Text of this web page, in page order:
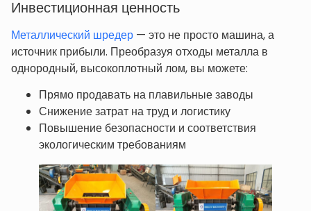
Инвестиционная ценность
Металлический шредер — это не просто машина, а
источник прибыли. Преобразуя отходы металла в
однородный, высокоплотный лом, вы можете:
Прямо продавать на плавильные заводы
Снижение затрат на труд и логистику
Повышение безопасности и соответствия
экологическим требованиям